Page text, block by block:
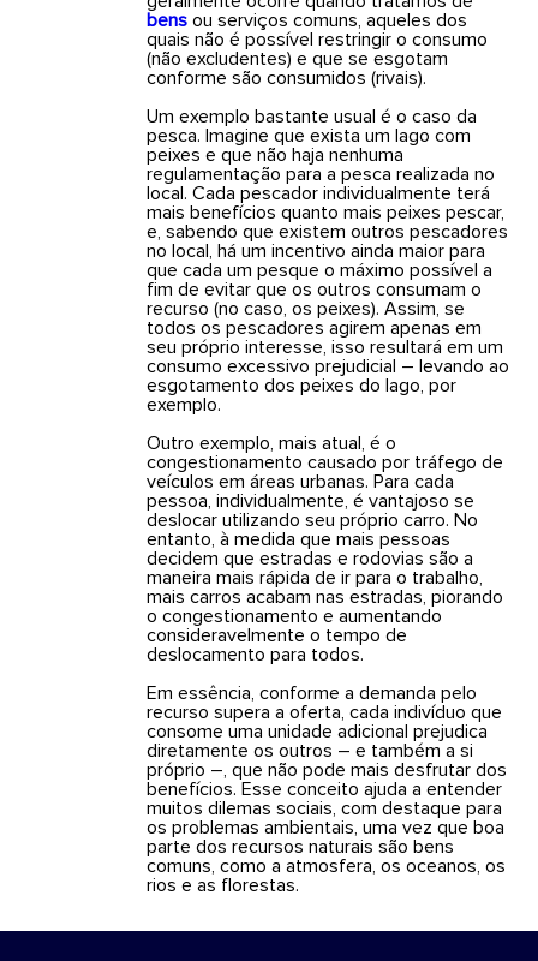
bens ou serviços comuns, aqueles dos
quais não é possível restringir o consumo
(não excludentes) e que se esgotam
conforme são consumidos (rivais).
Um exemplo bastante usual é o caso da
pesca. Imagine que exista um lago com
peixes e que não haja nenhuma
regulamentação para a pesca realizada no
local. Cada pescador individualmente terá
mais benefícios quanto mais peixes pescar,
e, sabendo que existem outros pescadores
no local, há um incentivo ainda maior para
que cada um pesque o máximo possível a
fim de evitar que os outros consumam o
recurso (no caso, os peixes). Assim, se
todos os pescadores agirem apenas em
seu próprio interesse, isso resultará em um
consumo excessivo prejudicial – levando ao
esgotamento dos peixes do lago, por
exemplo.
Outro exemplo, mais atual, é o
congestionamento causado por tráfego de
veículos em áreas urbanas. Para cada
pessoa, individualmente, é vantajoso se
deslocar utilizando seu próprio carro. No
entanto, à medida que mais pessoas
decidem que estradas e rodovias são a
maneira mais rápida de ir para o trabalho,
mais carros acabam nas estradas, piorando
o congestionamento e aumentando
consideravelmente o tempo de
deslocamento para todos.
Em essência, conforme a demanda pelo
recurso supera a oferta, cada indivíduo que
consome uma unidade adicional prejudica
diretamente os outros – e também a si
próprio –, que não pode mais desfrutar dos
benefícios. Esse conceito ajuda a entender
muitos dilemas sociais, com destaque para
os problemas ambientais, uma vez que boa
parte dos recursos naturais são bens
comuns, como a atmosfera, os oceanos, os
rios e as florestas.